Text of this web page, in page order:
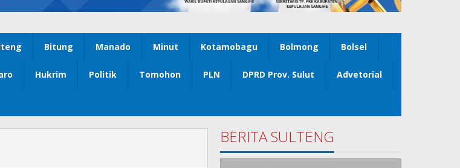
Bitung Manado Minut Kotamobagu Bolmong Bolsel
Hukrim Politik Tomohon PLN DPRD Prov. Sulut Advetorial
BERITA SULTENG